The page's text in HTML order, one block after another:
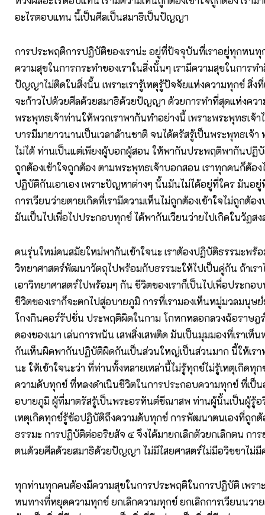
อะไรตอบแทน นี้เป็นศีลเป็นสมาธิเป็นปัญญา
การประพฤติการปฏิบัติของเราน่ะ อยู่ที่ปัจจุบันที่เราอยู่ทุกหนทุ
ความสุขในการกระทำของเราในสิ่งนั้นๆ เรามีความสุขในการท
ปัญญาไม่ติดในสิ่งนั้น เพราะเรารู้เหตุรู้ปัจจัยแห่งความทุกข์ สิ่ง
จะก้าวไปด้วยศีลด้วยสมาธิด้วยปัญญา ด้วยการทำที่สุดแห่งคว
พระพุทธเจ้าท่านให้พวกเราพากันทำอย่างนี้ เพราะพระพุทธเจ้
บารมีมายาวนานเป็นเวลาล้านชาติ จนได้ตรัสรู้เป็นพระพุทธเจ้า
ไม่ได้ ท่านเป็นแต่เพียงผู้บอกผู้สอน ให้พากันประพฤติพากันปฏิบั
ถูกต้องเข้าใจถูกต้อง ตามพระพุทธเจ้าบอกสอน เราทุกคนก็ต้อ
ปฏิบัติกันเอาเอง เพราะปัญหาต่างๆ นั้นมันไม่ได้อยู่ที่ใคร มันอยู่
การเวียนว่ายตายเกิดที่เรามีความเห็นไม่ถูกต้องเข้าใจไม่ถูกต้อ
มันเป็นไปเพื่อไปประกอบทุกข์ ได้พากันเวียนว่ายไปเกิดในวัฏสง
คนรุ่นใหม่คนสมัยใหม่พากันเข้าใจนะ เราต้องปฏิบัติธรรมะพร้
วิทยาศาสตร์พัฒนาวัตถุไปพร้อมกับธรรมะให้ไปเป็นคู่กัน ถ้าเรา
เอาวิทยาศาสตร์ไปพร้อมๆ กัน ชีวิตของเราก็เป็นไปเพื่อประกอ
ชีวิตของเราก็จะตกไปสู่อบายภูมิ การที่เรามองเห็นหมู่มวลมนุษ
โกงกินคอร์รัปชั่น ประพฤติผิดในกาม โกหกหลอกลวงฉ้อราษฎ
ดองของเมา เล่นการพนัน เสพสิ่งเสพติด มันเป็นมุมมองที่เราเห็
กันเห็นผิดพากันปฏิบัติผิดกันเป็นส่วนใหญ่เป็นส่วนมาก นี้ให้เร
นะ ให้เข้าใจนะว่า ที่ท่านทั้งหลายเหล่านี้ไม่รู้ทุกข์ไม่รู้เหตุเกิดทุ
ความดับทุกข์ ที่หลงดำเนินชีวิตในการประกอบความทุกข์ ที่เป็
อบายภูมิ ผู้ที่มาตรัสรู้เป็นพระอรหันต์ขีณาสพ ท่านผู้นั้นเป็นผู้รู้
เหตุเกิดทุกข์รู้ข้อปฏิบัติถึงความดับทุกข์ การพัฒนาตนเองที่ถูก
ธรรมะ การปฏิบัติต่ออริยสัจ ๔ จึงได้มายกเลิกตัวยกเลิกตน การ
ตนด้วยศีลด้วยสมาธิด้วยปัญญา ไม่มีไสยศาสตร์ไม่มีอวิชชาไม่มี
ทุกท่านทุกคนต้องมีความสุขในการประพฤติในการปฏิบัติ เพรา
หนทางที่หยุดความทุกข์ ยกเลิกความทุกข์ ยกเลิกการเวียนนวา